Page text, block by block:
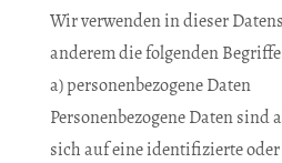
Wir verwenden in dieser
anderem die folgenden
a) personenbezogene Daten
Personenbezogene Daten
sich auf eine identifizierte